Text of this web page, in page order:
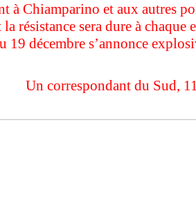
à Chiamparino et aux autres
résistance sera dure à chaque
19 décembre s’annonce
Un correspondant du Sud,